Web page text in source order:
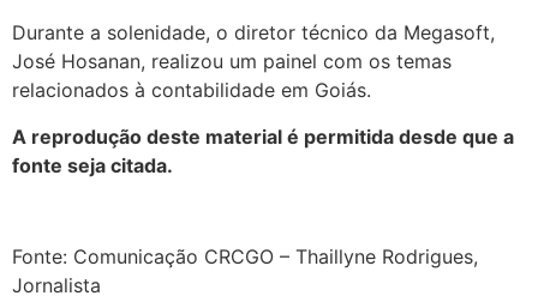
Durante a solenidade, o diretor técnico da Megasoft,
José Hosanan, realizou um painel com os temas
relacionados à contabilidade em Goiás.
A reprodução deste material é permitida desde que a
fonte seja citada.
Fonte: Comunicação CRCGO – Thaillyne Rodrigues,
Jornalista